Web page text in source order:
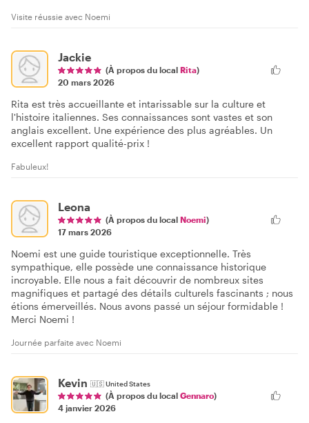
Visite réussie avec Noemi
Jackie
(À propos du local Rita)
20 mars 2026
Rita est très accueillante et intarissable sur la culture et
l'histoire italiennes. Ses connaissances sont vastes et son
anglais excellent. Une expérience des plus agréables. Un
excellent rapport qualité-prix !
Fabuleux!
Leona
(À propos du local Noemi)
17 mars 2026
Noemi est une guide touristique exceptionnelle. Très
sympathique, elle possède une connaissance historique
incroyable. Elle nous a fait découvrir de nombreux sites
magnifiques et partagé des détails culturels fascinants ; nous
étions émerveillés. Nous avons passé un séjour formidable !
Merci Noemi !
Journée parfaite avec Noemi
Kevin 🇺🇸United States
(À propos du local Gennaro)
4 janvier 2026